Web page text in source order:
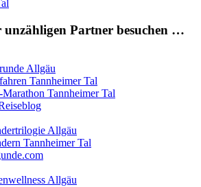
unzähligen Partner besuchen …
Allgäu
Tannheimer Tal
Marathon Tannheimer Tal
Allgäu
Tannheimer Tal
Allgäu